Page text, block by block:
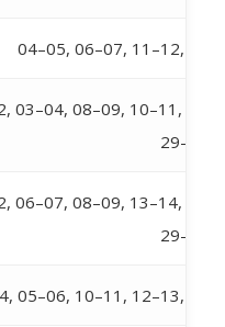
04–05, 06–07, 11–12,
03–04, 08–09, 10–11,
29–30
06–07, 08–09, 13–14,
29–30
05–06, 10–11, 12–13,